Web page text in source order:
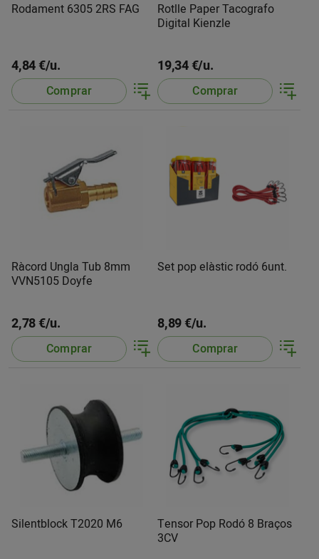
Rodament 6305 2RS FAG
4,84 €/u.
Comprar
Rotlle Paper Tacografo
Digital Kienzle
19,34 €/u.
Comprar
Ràcord Ungla Tub 8mm
VVN5105 Doyfe
2,78 €/u.
Comprar
Set pop elàstic rodó 6unt.
8,89 €/u.
Comprar
Silentblock T2020 M6
Tensor Pop Rodó 8 Braços
3CV